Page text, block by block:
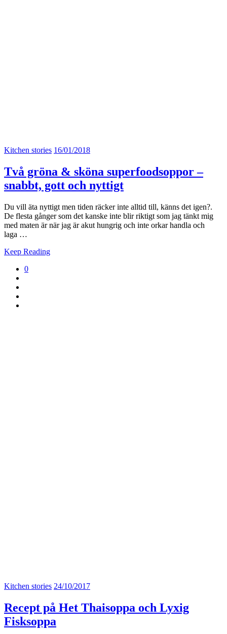
Kitchen stories 16/01/2018
Två gröna & sköna superfoodsoppor –
snabbt, gott och nyttigt
Du vill äta nyttigt men tiden räcker inte alltid till, känns det igen?.
De flesta gånger som det kanske inte blir riktigt som jag tänkt mig
med maten är när jag är akut hungrig och inte orkar handla och
laga …
Keep Reading
0
Kitchen stories 24/10/2017
Recept på Het Thaisoppa och Lyxig
Fisksoppa